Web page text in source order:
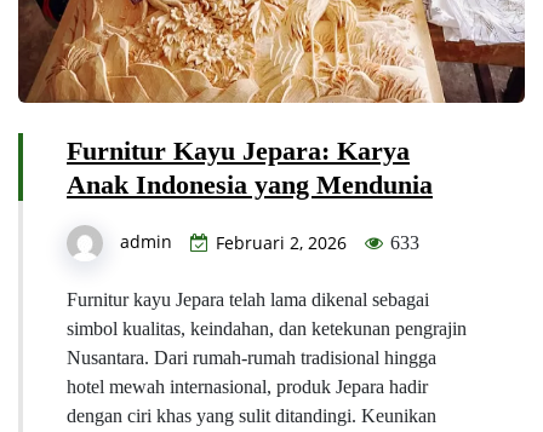
Furnitur Kayu Jepara: Karya
Anak Indonesia yang Mendunia
admin Februari 2, 2026 633
Furnitur kayu Jepara telah lama dikenal sebagai
simbol kualitas, keindahan, dan ketekunan pengrajin
Nusantara. Dari rumah-rumah tradisional hingga
hotel mewah internasional, produk Jepara hadir
dengan ciri khas yang sulit ditandingi. Keunikan